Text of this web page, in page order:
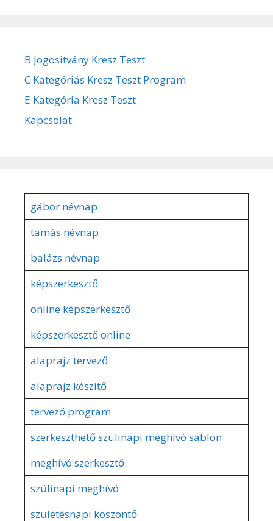
B Jogositvány Kresz Teszt
C Kategóriás Kresz Teszt Program
E Kategória Kresz Teszt
Kapcsolat
gábor névnap
tamás névnap
balázs névnap
képszerkesztő
online képszerkesztő
képszerkesztő online
alaprajz tervező
alaprajz készítő
tervező program
szerkeszthető szülinapi meghívó sablon
meghívó szerkesztő
szülinapi meghívó
születésnapi köszöntő